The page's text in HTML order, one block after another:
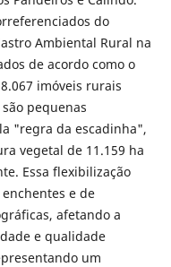
do
Ambiental Rural na
de acordo como o
imóveis rurais
pequenas
"regra da escadinha",
vegetal de 11.159 ha
Essa flexibilização
e de
afetando a
e qualidade
um